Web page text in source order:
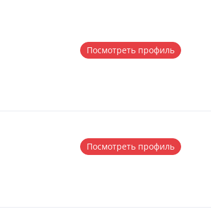
Посмотреть профиль
Посмотреть профиль